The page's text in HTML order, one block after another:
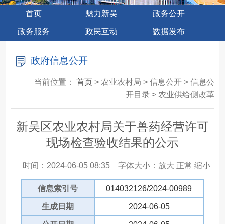
首页 魅力新吴 政务公开
政务服务 政民互动 数据发布
政府信息公开
当前位置： 首页> 农业农村局 > 信息公开 > 信息公
开目录 > 农业供给侧改革
新吴区农业农村局关于兽药经营许可
现场检查验收结果的公示
时间：2024-06-05 08:35 字体大小： 放大 正常 缩小
信息索引号 014032126/2024-00989
生成日期 2024-06-05